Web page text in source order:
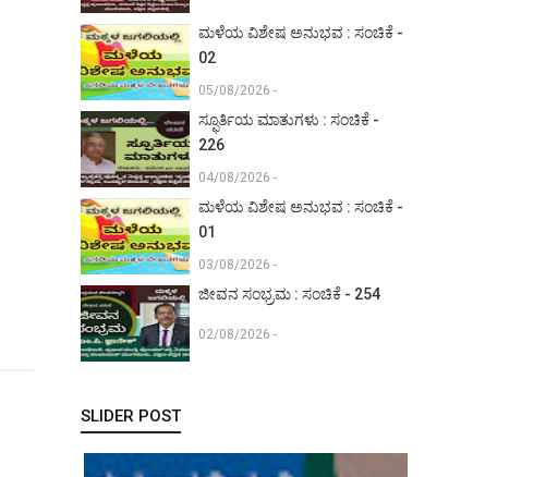
ಮಳೆಯ ವಿಶೇಷ ಅನುಭವ : ಸಂಚಿಕೆ -
02
05/08/2026 -
ಸ್ಫೂರ್ತಿಯ ಮಾತುಗಳು : ಸಂಚಿಕೆ -
226
04/08/2026 -
ಮಳೆಯ ವಿಶೇಷ ಅನುಭವ : ಸಂಚಿಕೆ -
01
03/08/2026 -
ಜೀವನ ಸಂಭ್ರಮ : ಸಂಚಿಕೆ - 254
02/08/2026 -
SLIDER POST